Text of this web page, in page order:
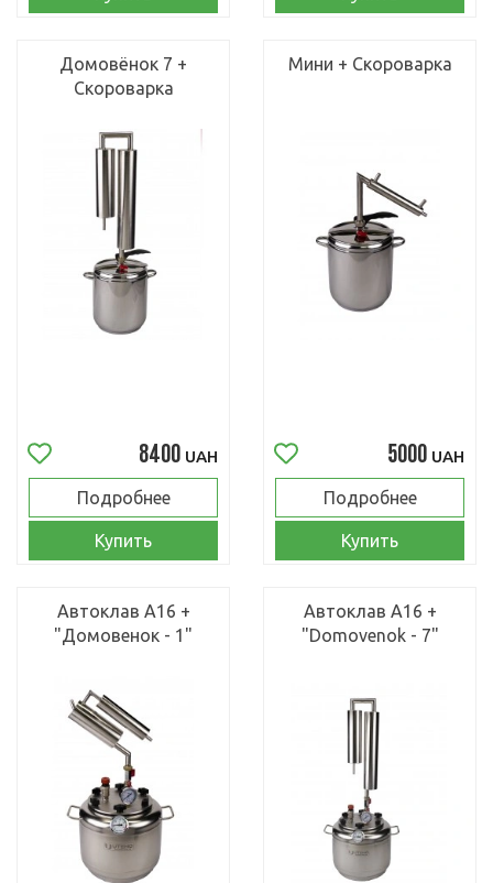
Домовёнок 7 +
Скороварка
8400 UAH
Подробнее
Купить
Мини + Скороварка
5000 UAH
Подробнее
Купить
Автоклав А16 +
"Домовенок - 1"
Автоклав А16 +
"Domovenok - 7"